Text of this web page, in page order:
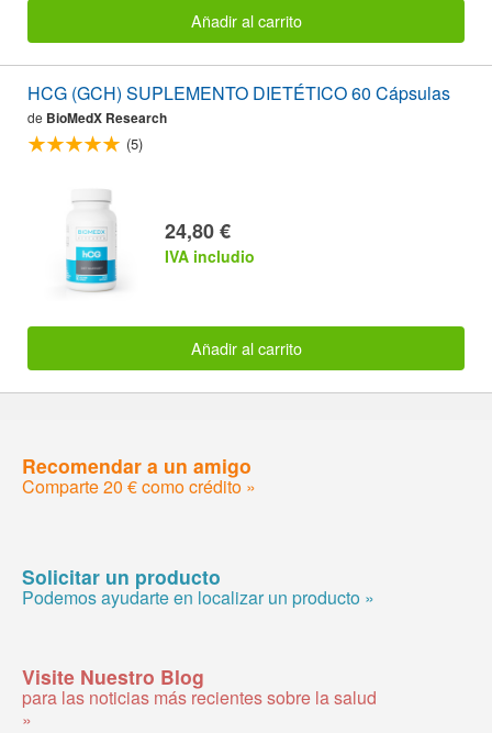
Añadir al carrito
HCG (GCH) SUPLEMENTO DIETÉTICO 60 Cápsulas
de BioMedX Research
(5)
24,80 €
IVA includio
Añadir al carrito
Recomendar a un amigo
Comparte 20 € como crédito »
Solicitar un producto
Podemos ayudarte en localizar un producto »
Visite Nuestro Blog
para las noticias más recientes sobre la salud
»